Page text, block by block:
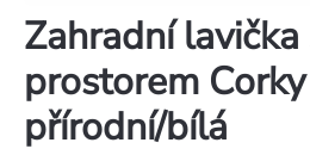
Zahradní
prostorem Corky
přírodní/bílá